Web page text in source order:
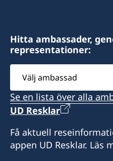
Hitta ambassader,
representationer:
Välj
ambassad
Se en lista över alla
UD Resklar
Få aktuell
appen UD Resklar. Läs